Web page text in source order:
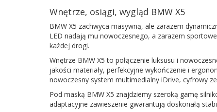
Wnętrze, osiągi, wygląd BMW X5
BMW X5 zachwyca masywną, ale zarazem
LED nadają mu nowoczesnego, a zarazem
każdej drogi.
Wnętrze BMW X5 to połączenie luksusu i
jakości materiały, perfekcyjne wykończenie i
nowoczesny system multimedialny iDrive, cyfrowy
Pod maską BMW X5 znajdziemy szeroką gamę
adaptacyjne zawieszenie gwarantują doskonałą